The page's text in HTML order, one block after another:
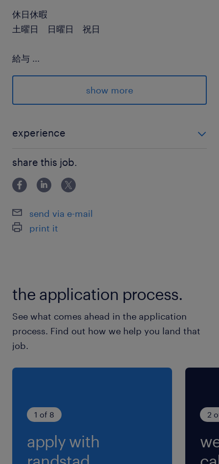
休日休暇
土曜日 日曜日 祝日
給与 ...
年収900 ～ 1,100万円
賞与
雇用期間
show more
experience
が望ましい） ・英語力（ビジネスレベル：USとの意思
疎通ができれば可） ・アサーティブコミュニケーショ
ン能力 ・逆境に強い精神力 ・未整備な環境を、チャ
share this job.
send via e-mail
print it
the application process.
See what comes ahead in the application
process. Find out how we help you land that
job.
1 of 8
apply with
2